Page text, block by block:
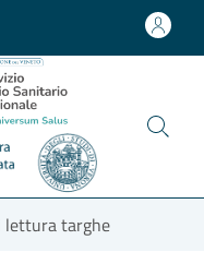
lettura targhe